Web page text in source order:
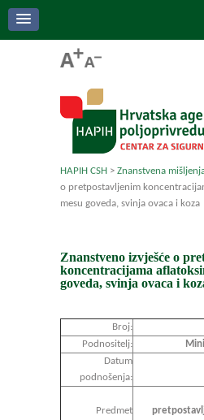
HAPIH CSH > Znanstvena
o pretpostavljenim
mesu goveda, svinja ovaca i koza
Znanstveno izvješće o
koncentracijama
goveda, svinja ovaca i
Broj:
Podnositelj:
Datum
podnošenja:
Predmet